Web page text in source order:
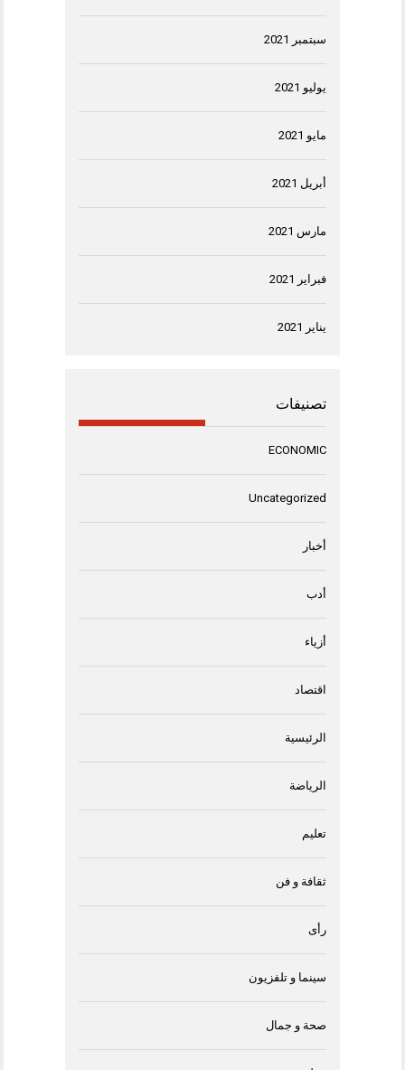
سبتمبر 2021
يوليو 2021
مايو 2021
أبريل 2021
مارس 2021
فبراير 2021
يناير 2021
تصنيفات
ECONOMIC
Uncategorized
أخبار
أدب
أزياء
اقتصاد
الرئيسية
الرياضة
تعليم
ثقافة و فن
رأى
سينما و تلفزيون
صحة و جمال